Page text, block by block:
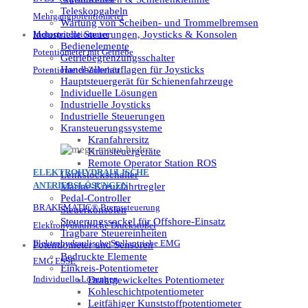
Teleskopgabeln
Wartung von Scheiben- und Trommelbremsen
Industrielle Steuerungen, Joysticks & Konsolen
Bedienelemente
Getriebegrenzungsschalter
Handballenauflagen für Joysticks
Hauptsteuergerät für Schienenfahrzeuge
Individuelle Lösungen
Industrielle Joysticks
Industrielle Steuerungen
Kransteuerungssysteme
Kranfahrersitz
Kransteuergeräte
Remote Operator Station ROS
Lenkstockschalter
Marine-Kreuzfahrtregler
Pedal-Controller
Steuerkonsolen
Steuerungssockel für Offshore-Einsatz
Tragbare Steuereinheiten
Potentiometer und Sensoren
Bedruckte Elemente
Einkreis-Potentiometer
Drahtgewickeltes Potentiometer
Kohleschichtpotentiometer
Leitfähiger Kunststoffpotentiometer
Mehrgangpotentiometer
Motorpotentiometer
Potentiometer mit Getriebe
Potentiometer-Zubehör
ELEKTROHYDRAULISCHE
ANTRIEBSLÖSUNGEN
BRAKEMATIC® Bremssteuerung
Elektrohydraulische Druckstößel
Elektrohydraulische Stellantriebe EMG
EMG ESSE
Individuelle Lösungen